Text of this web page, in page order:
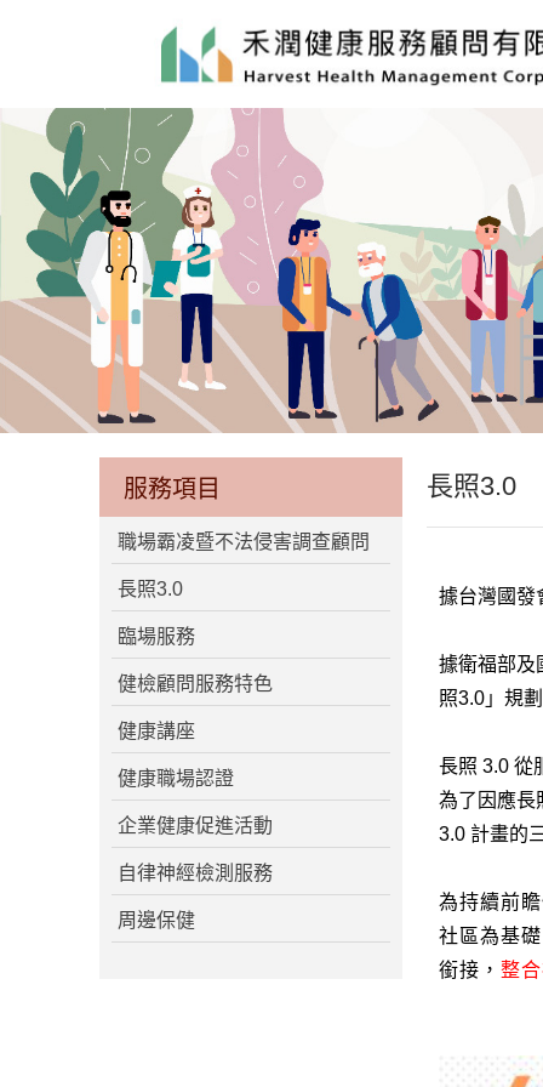
服務項目
職場霸凌暨不法侵害調查顧問
長照3.0
臨場服務
健檢顧問服務特色
健康講座
健康職場認證
企業健康促進活動
自律神經檢測服務
周邊保健
長照3.0
據台灣國發
據衛福部及
照3.0」規
長照 3.0 從
為了因應長
3.0 計畫的
為持續前
社區為基
銜接， 整